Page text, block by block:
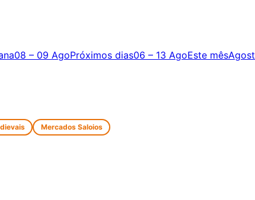
08 – 09 AgoPróximos dias06 – 13 AgoEste mês
Mercados Saloios